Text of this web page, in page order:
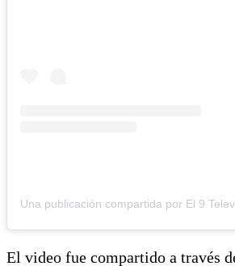
El video fue compartido a través